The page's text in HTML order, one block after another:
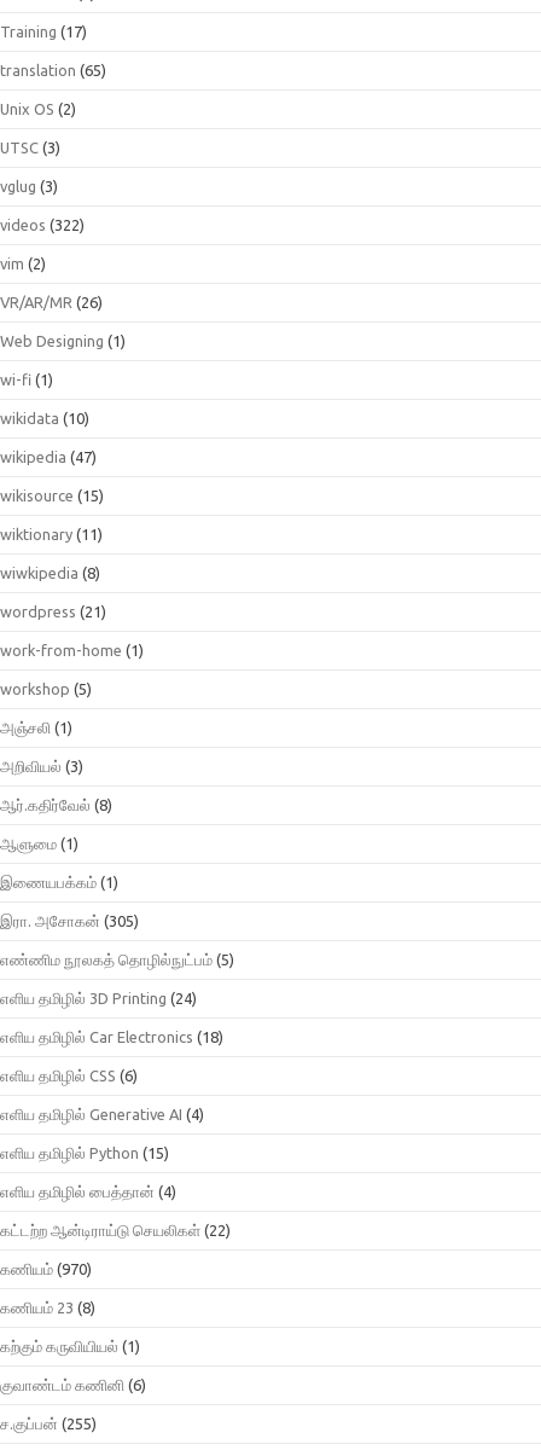
Training (17)
translation (65)
Unix OS (2)
UTSC (3)
vglug (3)
videos (322)
vim (2)
VR/AR/MR (26)
Web Designing (1)
wi-fi (1)
wikidata (10)
wikipedia (47)
wikisource (15)
wiktionary (11)
wiwkipedia (8)
wordpress (21)
work-from-home (1)
workshop (5)
அஞ்சலி (1)
அறிவியல் (3)
ஆர்.கதிர்வேல் (8)
ஆளுமை (1)
இணையபக்கம் (1)
இரா. அசோகன் (305)
எண்ணிம நூலகத் தொழில்நுட்பம் (5)
எளிய தமிழில் 3D Printing (24)
எளிய தமிழில் Car Electronics (18)
எளிய தமிழில் CSS (6)
எளிய தமிழில் Generative AI (4)
எளிய தமிழில் Python (15)
எளிய தமிழில் பைத்தான் (4)
கட்டற்ற ஆன்டிராய்டு செயலிகள் (22)
கணியம் (970)
கணியம் 23 (8)
கற்கும் கருவியியல் (1)
குவாண்டம் கணினி (6)
ச.குப்பன் (255)